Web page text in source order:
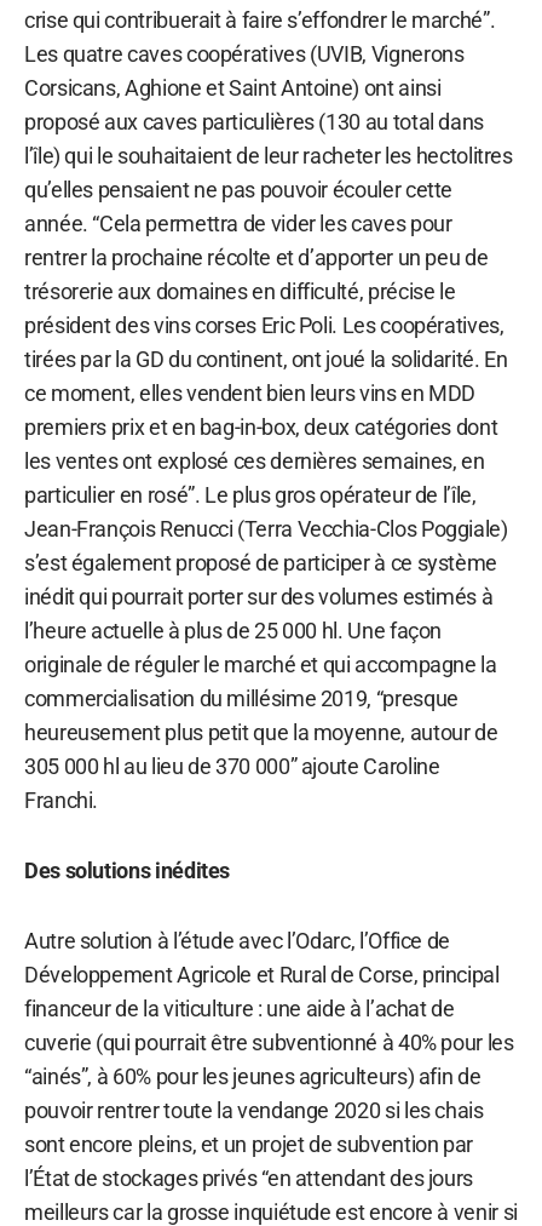
crise qui contribuerait à faire s’effondrer le marché”.
Les quatre caves coopératives (UVIB, Vignerons
Corsicans, Aghione et Saint Antoine) ont ainsi
proposé aux caves particulières (130 au total dans
l’île) qui le souhaitaient de leur racheter les hectolitres
qu’elles pensaient ne pas pouvoir écouler cette
année. “Cela permettra de vider les caves pour
rentrer la prochaine récolte et d’apporter un peu de
trésorerie aux domaines en difficulté, précise le
président des vins corses Eric Poli. Les coopératives,
tirées par la GD du continent, ont joué la solidarité. En
ce moment, elles vendent bien leurs vins en MDD
premiers prix et en bag-in-box, deux catégories dont
les ventes ont explosé ces dernières semaines, en
particulier en rosé”. Le plus gros opérateur de l’île,
Jean-François Renucci (Terra Vecchia-Clos Poggiale)
s’est également proposé de participer à ce système
inédit qui pourrait porter sur des volumes estimés à
l’heure actuelle à plus de 25 000 hl. Une façon
originale de réguler le marché et qui accompagne la
commercialisation du millésime 2019, “presque
heureusement plus petit que la moyenne, autour de
305 000 hl au lieu de 370 000” ajoute Caroline
Franchi.
Des solutions inédites
Autre solution à l’étude avec l’Odarc, l’Office de
Développement Agricole et Rural de Corse, principal
financeur de la viticulture : une aide à l’achat de
cuverie (qui pourrait être subventionné à 40% pour les
“ainés”, à 60% pour les jeunes agriculteurs) afin de
pouvoir rentrer toute la vendange 2020 si les chais
sont encore pleins, et un projet de subvention par
l’État de stockages privés “en attendant des jours
meilleurs car la grosse inquiétude est encore à venir si